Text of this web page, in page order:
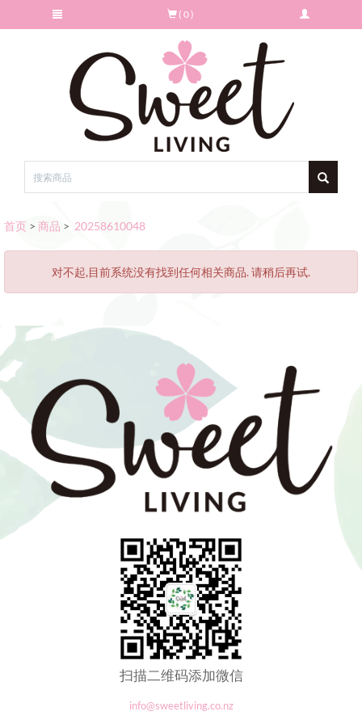
( 0 )
首页 > 商品 > 20258610048
对不起,目前系统没有找到任何相关商品. 请稍后再试.
扫描二维码添加微信
info@sweetliving.co.nz